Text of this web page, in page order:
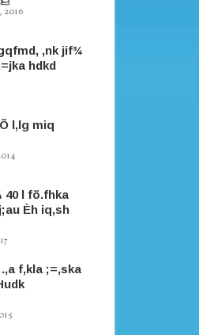
2016
,nk jif¾
hdkd
l,lg miq
l fõ.fhka
Èh iq,sh
f,kla ;=,ska